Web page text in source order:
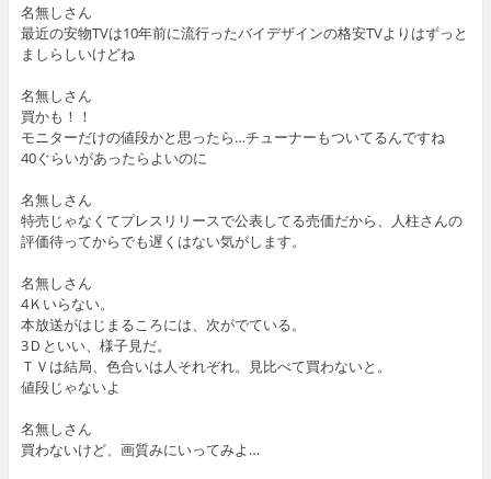
名無しさん
最近の安物TVは10年前に流行ったバイデザインの格安TVよりはずっと
ましらしいけどね
名無しさん
買かも！！
モニターだけの値段かと思ったら…チューナーもついてるんですね
40ぐらいがあったらよいのに
名無しさん
特売じゃなくてプレスリリースで公表してる売価だから、人柱さんの
評価待ってからでも遅くはない気がします。
名無しさん
4Ｋいらない。
本放送がはじまるころには、次がでている。
3Ｄといい、様子見だ。
ＴＶは結局、色合いは人それぞれ。見比べて買わないと。
値段じゃないよ
名無しさん
買わないけど、画質みにいってみよ…